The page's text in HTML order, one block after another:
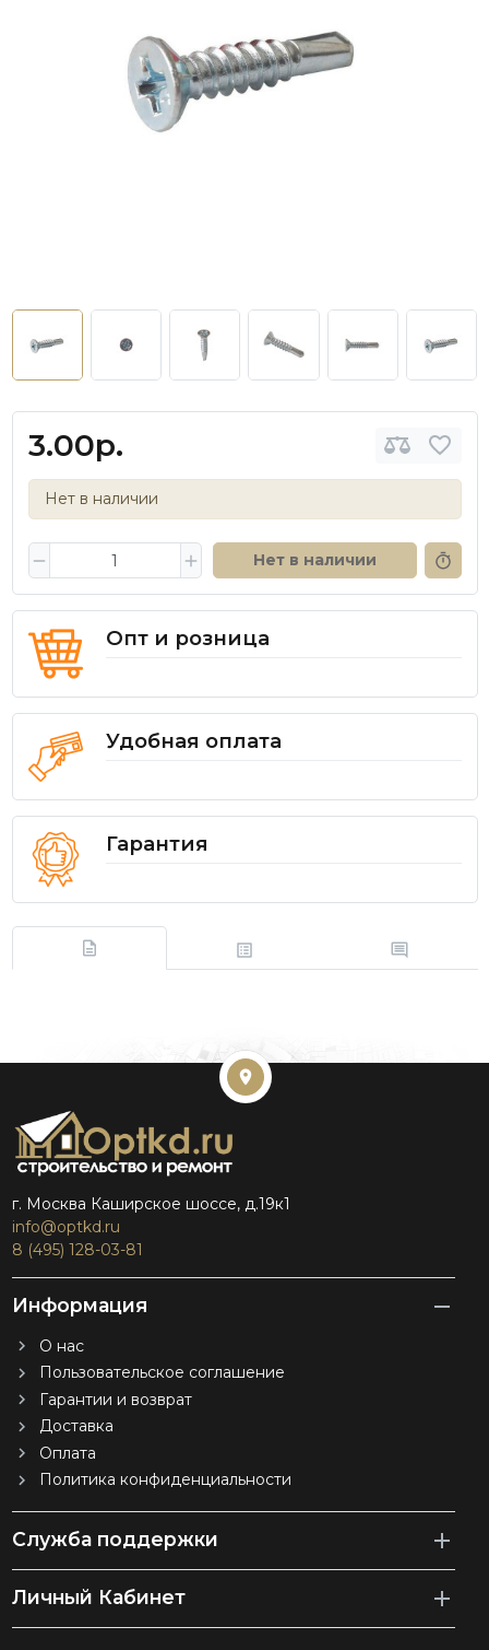
3.00р.
Нет в наличии
Нет в наличии
Опт и розница
Удобная оплата
Гарантия
г. Москва Каширское шоссе, д.19к1
info@optkd.ru
8 (495) 128-03-81
Информация
О нас
Пользовательское соглашение
Гарантии и возврат
Доставка
Оплата
Политика конфиденциальности
Служба поддержки
Личный Кабинет